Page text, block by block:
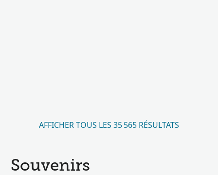
AFFICHER TOUS LES 35 565 RÉSULTATS
Souvenirs